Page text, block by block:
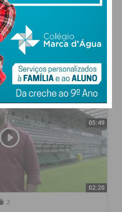
2
um momento "feliz"
da equipa de Sub-8 do
do FC Paços de Ferreira
Cup é “uma
05:49
0
do Departamento de
evento é um espaço
02:20
2